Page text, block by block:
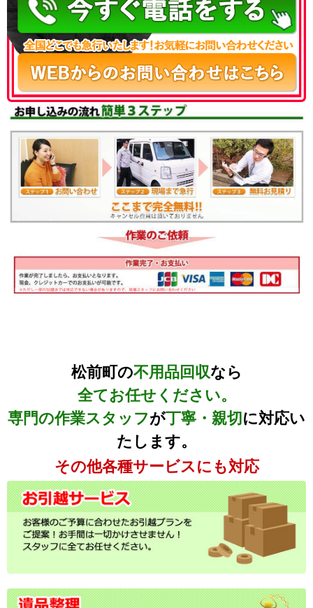
松前町の不用品回収なら
全てお任せください。
専門の作業スタッフが丁寧・親切 に対応い
たします。
その他各種サービスにも対応